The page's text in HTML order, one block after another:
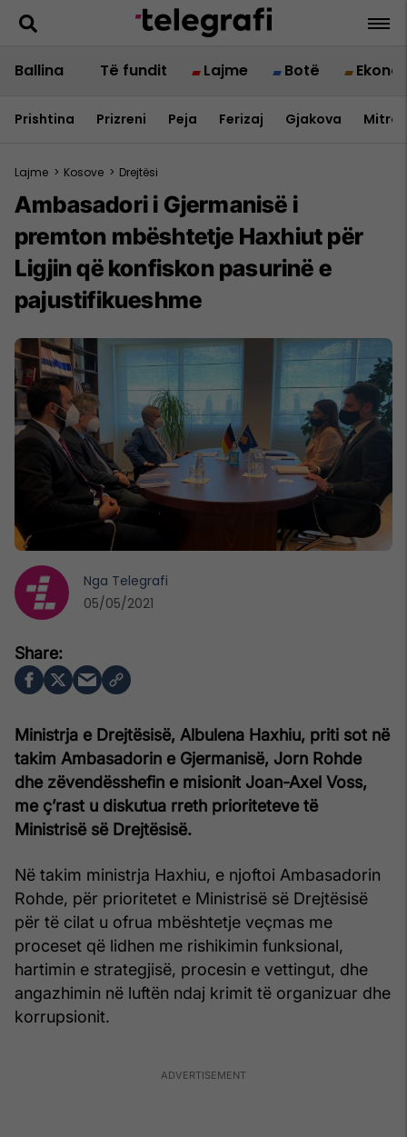
Ballina Të fundit Lajme Botë
Prishtina Prizreni Peja Ferizaj Gjakova
Lajme > Kosove > Drejtësi
Ambasadori i Gjermanisë i
premton mbështetje Haxhiut për
Ligjin që konfiskon pasurinë e
pajustifikueshme
Ministrja e Drejtësisë, Albulena Haxhiu, priti sot në
takim Ambasadorin e Gjermanisë, Jorn Rohde
dhe zëvendësshefin e misionit Joan-Axel Voss,
me ç’rast u diskutua rreth prioriteteve të
Ministrisë së Drejtësisë.
Në takim ministrja Haxhiu, e njoftoi Ambasadorin
Rohde, për prioritetet e Ministrisë së Drejtësisë
për të cilat u ofrua mbështetje veçmas me
proceset që lidhen me rishikimin funksional,
hartimin e strategjisë, procesin e vettingut, dhe
angazhimin në luftën ndaj krimit të organizuar dhe
korrupsionit.
Nga Telegrafi
05/05/2021